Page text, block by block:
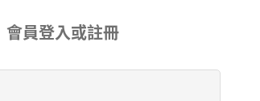
會員登入或註冊